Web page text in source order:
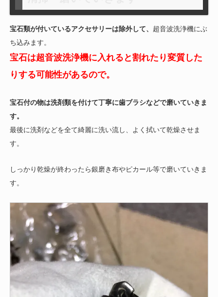
宝石類が付いているアクセサリーは除外して、 超音波洗浄機にぶ
ち込みます。
宝石は超音波洗浄機に入れると割れたり変質した
りする可能性があるので。
宝石付の物は洗剤類を付けて丁寧に歯ブラシなどで磨いていきま
す。
最後に洗剤などを全て綺麗に洗い流し、よく拭いて乾燥させま
す。
しっかり乾燥が終わったら銀磨き布やピカール等で磨いていきま
す。